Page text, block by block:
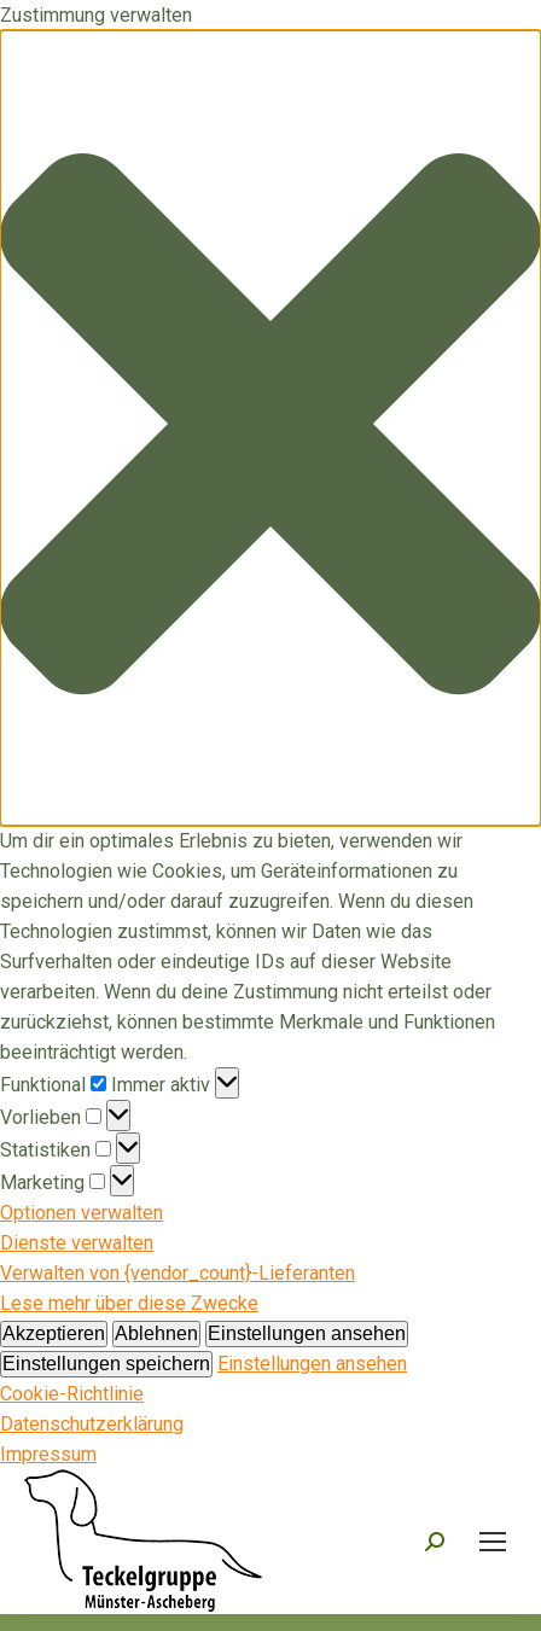
Zustimmung verwalten
Um dir ein optimales Erlebnis zu bieten, verwenden wir
Technologien wie Cookies, um Geräteinformationen zu
speichern und/oder darauf zuzugreifen. Wenn du diesen
Technologien zustimmst, können wir Daten wie das
Surfverhalten oder eindeutige IDs auf dieser Website
verarbeiten. Wenn du deine Zustimmung nicht erteilst oder
zurückziehst, können bestimmte Merkmale und Funktionen
beeinträchtigt werden.
Funktional
Funktional
Immer aktiv
Vorlieben
Vorlieben
Statistiken
Statistiken
Marketing
Marketing
Optionen verwalten
Dienste verwalten
Verwalten von {vendor_count}-Lieferanten
Lese mehr über diese Zwecke
Akzeptieren Ablehnen
Einstellungen ansehen
Einstellungen speichern Einstellungen ansehen
Cookie-Richtlinie
Datenschutzerklärung
Impressum
Search: